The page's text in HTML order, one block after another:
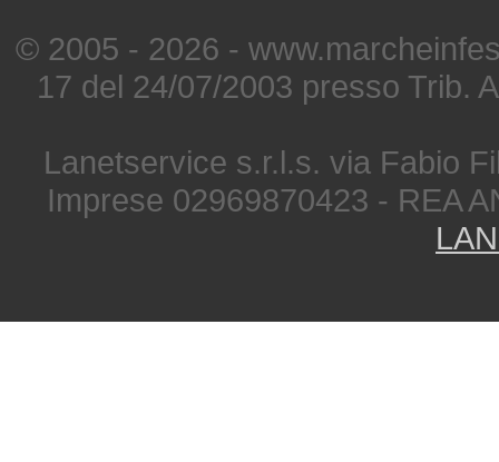
© 2005 - 2026 -
17 del 24/07/2003 presso Trib.
Lanetservice s.r.l.s. via Fabio
Imprese 02969870423 - REA